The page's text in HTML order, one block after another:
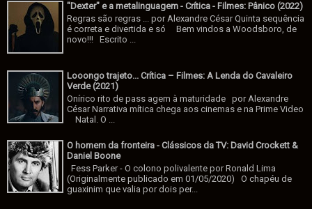
"Dexter" e a metalinguagem - Crítica - Filmes: Pânico (2022)
Regras são regras ... por Alexandre César Quinta sequência
é correta e divertida e só Bem vindos a Woodsboro, de
novo!!! Escrito ...
Looongo trajeto... Crítica – Filmes: A Lenda do Cavaleiro
Verde (2021)
Onírico rito de pass agem à maturidade por Alexandre
César Narrativa mítica chega aos cinemas e na Prime Video
Natal. O ...
O homem da fronteira - Clássicos da TV: David Crockett &
Daniel Boone
Fess Parker - O colono polivalente por Ronald Lima
(Originalmente publicado em 01/05/2020) O chapéu de
guaxinim que valia por dois per...